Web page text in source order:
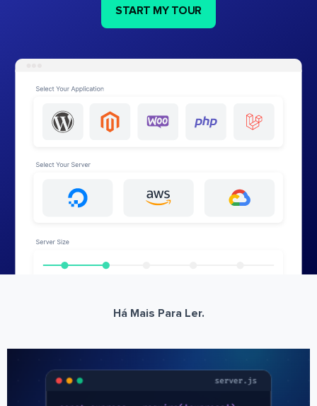
START MY TOUR
Há Mais Para Ler.